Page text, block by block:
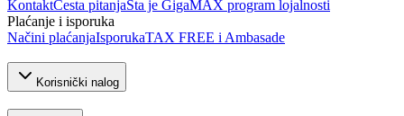
KontaktČesta pitanjaŠta je GigaMAX program lojalnosti
Plaćanje i isporuka
Načini plaćanjaIsporukaTAX FREE i Ambasade
Korisnički nalog